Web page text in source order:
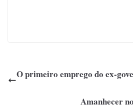
O primeiro emprego do ex-
Amanhecer